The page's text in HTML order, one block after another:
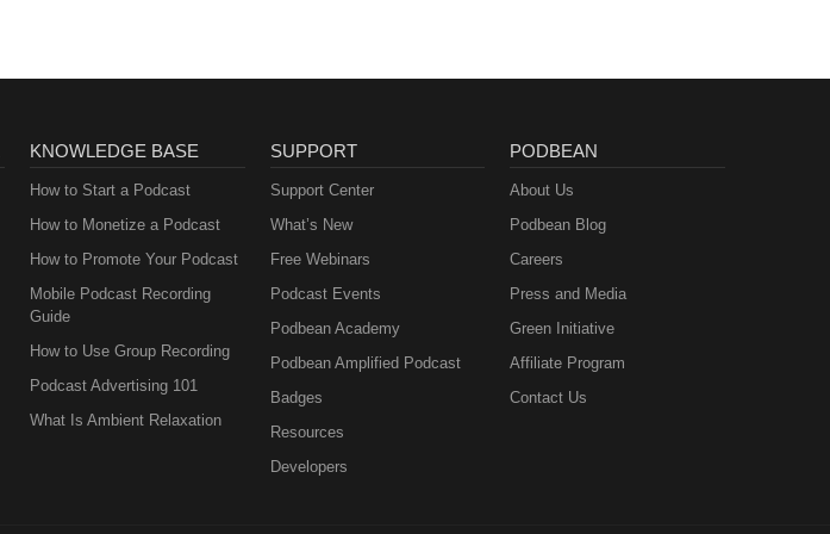
KNOWLEDGE BASE
How to Start a Podcast
How to Monetize a Podcast
How to Promote Your Podcast
Mobile Podcast Recording
Guide
How to Use Group Recording
Podcast Advertising 101
What Is Ambient Relaxation
SUPPORT
Support Center
What’s New
Free Webinars
Podcast Events
Podbean Academy
Podbean Amplified Podcast
Badges
Resources
Developers
PODBEAN
About Us
Podbean Blog
Careers
Press and Media
Green Initiative
Affiliate Program
Contact Us